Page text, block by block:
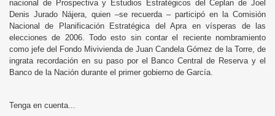
nacional de Prospectiva y Estudios Estratégicos del Ceplan de Joel
Denis Jurado Nájera, quien –se recuerda – participó en la Comisión
Nacional de Planificación Estratégica del Apra en vísperas de las
elecciones de 2006. Todo esto sin contar el reciente nombramiento
como jefe del Fondo Mivivienda de Juan Candela Gómez de la Torre, de
ingrata recordación en su paso por el Banco Central de Reserva y el
Banco de la Nación durante el primer gobierno de García.
Tenga en cuenta...